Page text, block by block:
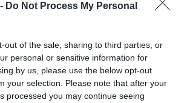
Do Not Process My Personal
out of the sale, sharing to third parties, or
personal or sensitive information for
by us, please use the below opt-out
your selection. Please note that after your
processed you may continue seeing
ΒΙΣΣΗ – «ΟΛΟ ΠΙΟ ΠΑΝΩ»:
ΣΤΟΝ ΔΡΟΜΟ 89,8,
ΤΗ ΝΕΑ ΕΠΙΤΥΧΙΑ ΚΑΙ...
Ιουλίου, 2026